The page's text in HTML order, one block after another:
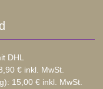
DHL
€ inkl. MwSt.
15,00 € inkl. MwSt.